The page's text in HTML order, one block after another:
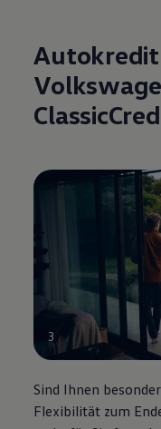
Autokredit
3
Sind Ihnen
Flexibilität zum